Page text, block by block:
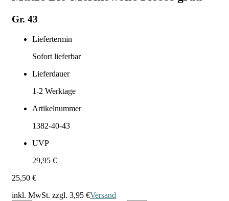
Gr. 43
Liefertermin
Sofort lieferbar
Lieferdauer
1-2 Werktage
Artikelnummer
1382-40-43
UVP
29,95 €
25,50 €
inkl. MwSt. zzgl. 3,95 €Versand